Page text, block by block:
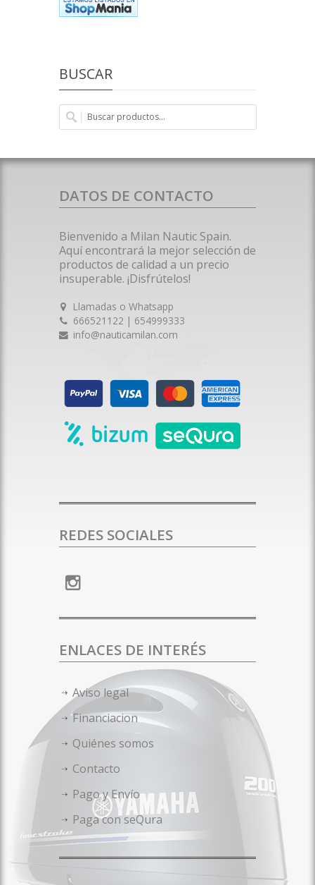
BUSCAR
DATOS DE CONTACTO
Bienvenido a Milan Nautic Spain.
Aquí encontrará la mejor selección de
productos de calidad a un precio
insuperable. ¡Disfrútelos!
Llamadas o Whatsapp
666521122 | 654999333
info@nauticamilan.com
REDES SOCIALES
ENLACES DE INTERÉS
Aviso legal
Financiacion
Quiénes somos
Contacto
Pago y Envío
Paga con seQura